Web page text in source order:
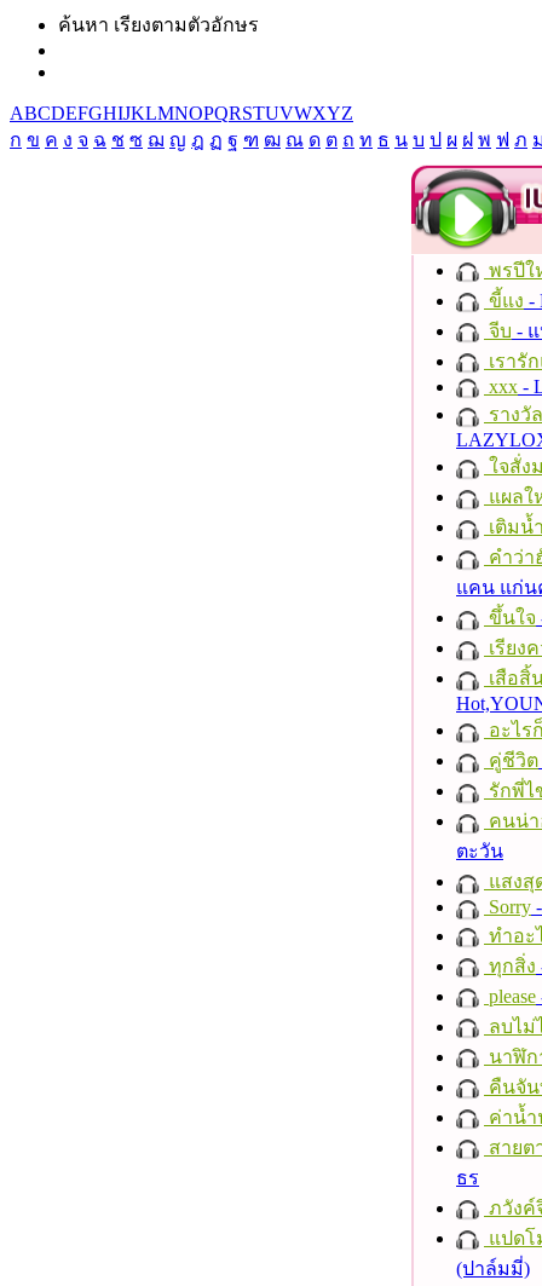
ค้นหา เรียงตามตัวอักษร
ABCDEFGHIJKLMNOPQRSTUVWXYZ
ก ข ค ง จ ฉ ช ซ ฌ ญ ฎ ฏ ฐ ฑ ฒ ณ ด ต ถ ท ธ น บ ป ผ ฝ พ ฟ ภ
พรปีใ
ขี้แง -
จีบ -
เรารั
xxx -
รางวั
ใจสั่ง
แผลใ
เติมน้
คำว่า
แคน แก่
ขึ้นใจ
เรียง
เสือสิ้
อะไร
คู่ชีวิต
รักพี่ไ
คนน่
ตะวัน
แสงสุ
Sorry
ทำอะ
ทุกสิ่ง
please
ลบไม่
นาฬิก
คืนจั
ค่าน้
สายต
ธร
ภวังค์
แปดโ
(ปาล์มมี่)